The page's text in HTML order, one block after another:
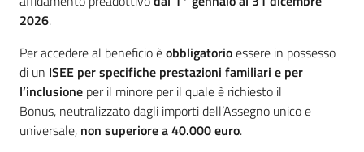
Newsletter
2026.
Per accedere al beneficio èobbligatorioessere in possesso
di un ISEE per specifiche prestazioni familiari e per
l’inclusione per il minore per il quale è richiesto il
Bonus, neutralizzato dagli importi dell’Assegno unico e
universale, non superiore a 40.000 euro.